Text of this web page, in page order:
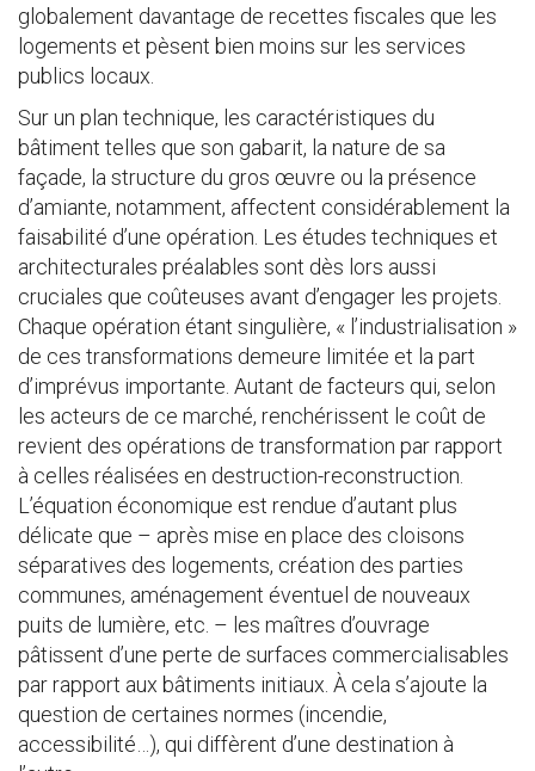
globalement davantage de recettes fiscales que les
logements et pèsent bien moins sur les services
publics locaux.
Sur un plan technique, les caractéristiques du
bâtiment telles que son gabarit, la nature de sa
façade, la structure du gros œuvre ou la présence
d’amiante, notamment, affectent considérablement la
faisabilité d’une opération. Les études techniques et
architecturales préalables sont dès lors aussi
cruciales que coûteuses avant d’engager les projets.
Chaque opération étant singulière, « l’industrialisation »
de ces transformations demeure limitée et la part
d’imprévus importante. Autant de facteurs qui, selon
les acteurs de ce marché, renchérissent le coût de
revient des opérations de transformation par rapport
à celles réalisées en destruction-reconstruction.
L’équation économique est rendue d’autant plus
délicate que – après mise en place des cloisons
séparatives des logements, création des parties
communes, aménagement éventuel de nouveaux
puits de lumière, etc. – les maîtres d’ouvrage
pâtissent d’une perte de surfaces commercialisables
par rapport aux bâtiments initiaux. À cela s’ajoute la
question de certaines normes (incendie,
accessibilité…), qui diffèrent d’une destination à